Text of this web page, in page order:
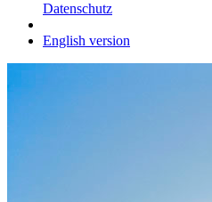
Datenschutz
English version